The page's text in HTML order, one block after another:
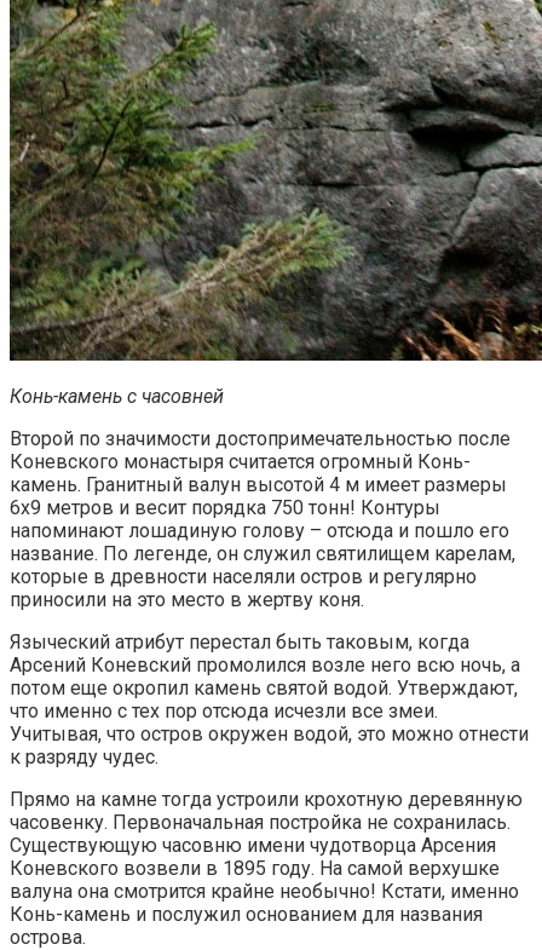
Конь-камень с часовней
Второй по значимости достопримечательностью после
Коневского монастыря считается огромный Конь-
камень. Гранитный валун высотой 4 м имеет размеры
6х9 метров и весит порядка 750 тонн! Контуры
напоминают лошадиную голову – отсюда и пошло его
название. По легенде, он служил святилищем карелам,
которые в древности населяли остров и регулярно
приносили на это место в жертву коня.
Языческий атрибут перестал быть таковым, когда
Арсений Коневский промолился возле него всю ночь, а
потом еще окропил камень святой водой. Утверждают,
что именно с тех пор отсюда исчезли все змеи.
Учитывая, что остров окружен водой, это можно отнести
к разряду чудес.
Прямо на камне тогда устроили крохотную деревянную
часовенку. Первоначальная постройка не сохранилась.
Существующую часовню имени чудотворца Арсения
Коневского возвели в 1895 году. На самой верхушке
валуна она смотрится крайне необычно! Кстати, именно
Конь-камень и послужил основанием для названия
острова.